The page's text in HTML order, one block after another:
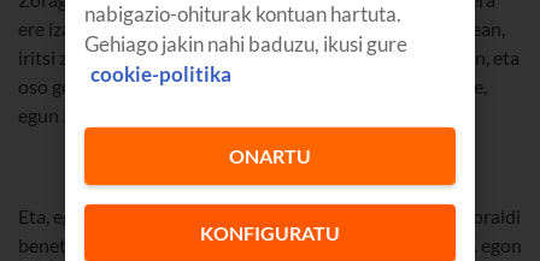
ere izan zuten: “oso jatorrak, hurbil-hurbilak”. Eta azkenean,
iritsi zen partida hasteko ordua. “Bat eta bat gelditu ziren, eta
oso gogoan dut ostu egin zigutela partida, baina, hala ere,
egun zoragarria izan zen!”.
Eta, egia esan, ez zen egun bakarreko kontua izan. Denboraldi
benetan ikusgarria egin du Realak. Eta datorren urtean... egon
nabigazio-ohiturak kontuan hartuta.
Gehiago jakin nahi baduzu, ikusi gure
cookie-politika
KONFIGURATU
ONARTU